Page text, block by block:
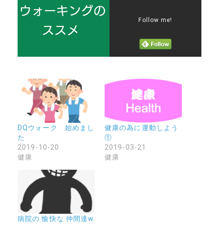
Follow me!
DQウォーク 始めまし
た
2019-10-20
健康
健康の為に運動しよう
①
2019-03-21
健康
病院の 愉快な 仲間達w